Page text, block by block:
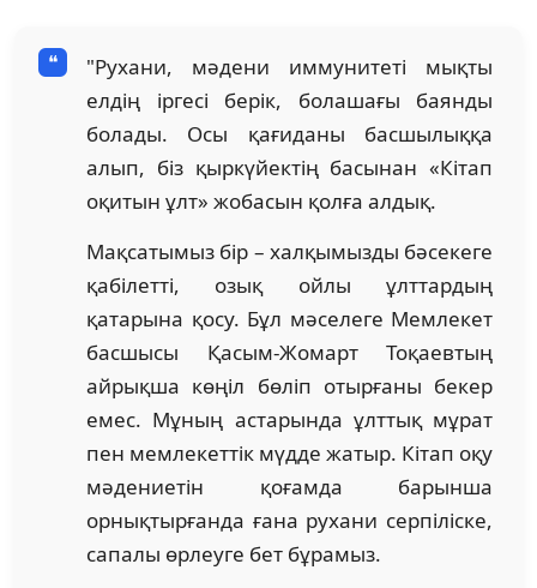
"Рухани, мәдени иммунитеті мықты
елдің іргесі берік, болашағы баянды
болады. Осы қағиданы басшылыққа
алып, біз қыркүйектің басынан «Кітап
оқитын ұлт» жобасын қолға алдық.
Мақсатымыз бір – халқымызды бәсекеге
қабілетті, озық ойлы ұлттардың
қатарына қосу. Бұл мәселеге Мемлекет
басшысы Қасым-Жомарт Тоқаевтың
айрықша көңіл бөліп отырғаны бекер
емес. Мұның астарында ұлттық мұрат
пен мемлекеттік мүдде жатыр. Кітап оқу
мәдениетін қоғамда барынша
орнықтырғанда ғана рухани серпіліске,
сапалы өрлеуге бет бұрамыз.